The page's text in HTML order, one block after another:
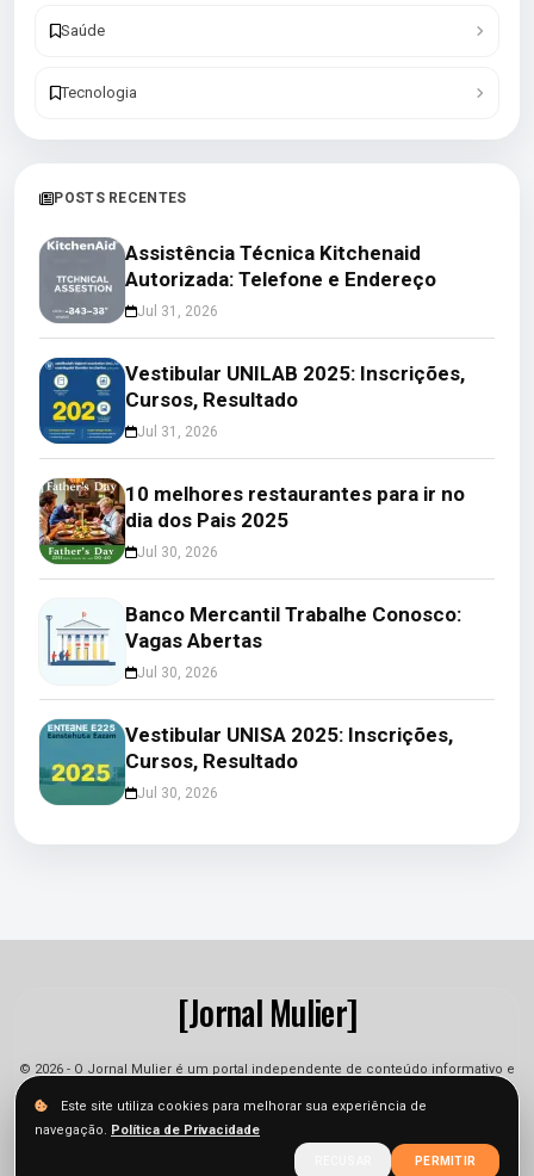
Saúde
Tecnologia
POSTS RECENTES
Assistência Técnica Kitchenaid
Autorizada: Telefone e Endereço
Jul 31, 2026
Vestibular UNILAB 2025: Inscrições,
Cursos, Resultado
Jul 31, 2026
10 melhores restaurantes para ir no
dia dos Pais 2025
Jul 30, 2026
Banco Mercantil Trabalhe Conosco:
Vagas Abertas
Jul 30, 2026
Vestibular UNISA 2025: Inscrições,
Cursos, Resultado
Jul 30, 2026
[Jornal Mulier]
© 2026 - O Jornal Mulier é um portal independente de conteúdo informativo e
jornalístico. As informações podem sofrer alterações.
Privacidade
Este site utiliza cookies para melhorar sua experiência de
navegação. Política de Privacidade
PERMITIR